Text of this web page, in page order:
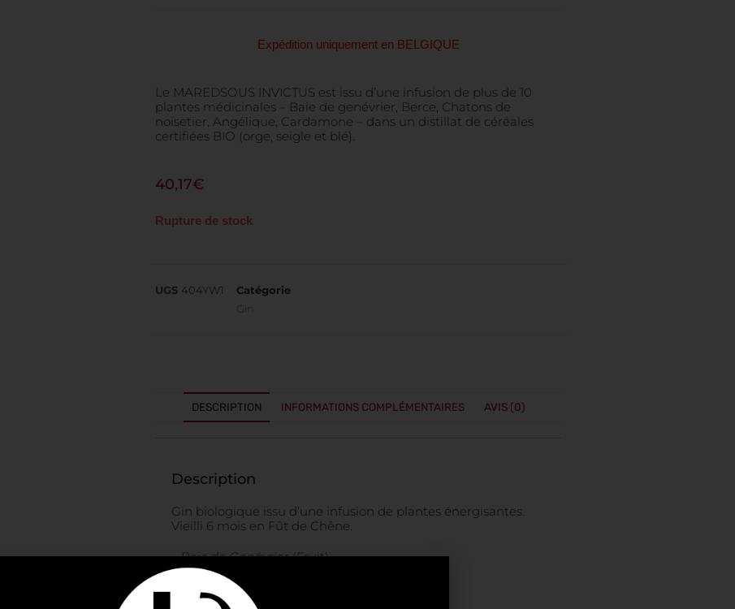
Expédition uniquement en BELGIQUE
Le MAREDSOUS INVICTUS est issu d’une infusion de plus de 10
plantes médicinales – Baie de genévrier, Berce, Chatons de
noisetier, Angélique, Cardamone – dans un distillat de céréales
certifiées BIO (orge, seigle et blé).
40,17€
Rupture de stock
UGS 404YW1
Catégorie
DESCRIPTION INFORMATIONS COMPLÉMENTAIRES AVIS (0)
Description
Gin biologique issu d’une infusion de plantes énergisantes.
Vieilli 6 mois en Fût de Chêne.
– Baie de Genévrier (Fruit),
– Berce (Semence),
– Chaton de Noisetier (Fleur),
– Angélique, …